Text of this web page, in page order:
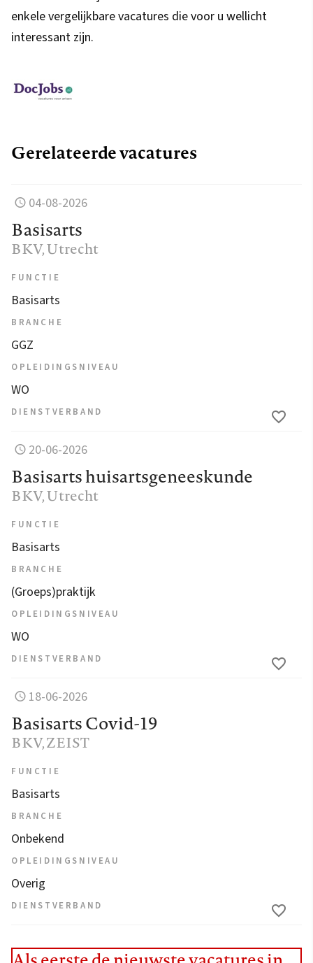
enkele vergelijkbare vacatures die voor u wellicht
interessant zijn.
Gerelateerde vacatures
04-08-2026
Basisarts
BKV, Utrecht
FUNCTIE
Basisarts
BRANCHE
GGZ
OPLEIDINGSNIVEAU
WO
DIENSTVERBAND
20-06-2026
Basisarts huisartsgeneeskunde
BKV, Utrecht
FUNCTIE
Basisarts
BRANCHE
(Groeps)praktijk
OPLEIDINGSNIVEAU
WO
DIENSTVERBAND
18-06-2026
Basisarts Covid-19
BKV, ZEIST
FUNCTIE
Basisarts
BRANCHE
Onbekend
OPLEIDINGSNIVEAU
Overig
DIENSTVERBAND